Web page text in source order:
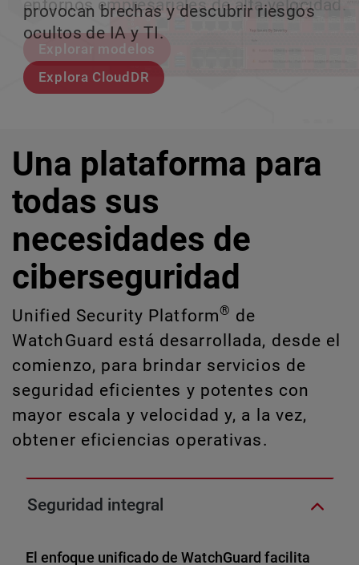
entornos empresariales de alta velocidad.
Explorar modelos
provocan brechas y descubrir riesgos
ocultos de IA y TI.
Explora CloudDR
escalar sin perder ningún pas
Conozcan a Rai
crecimiento escalable.
Conozca WatchGuard EDR
Una plataforma para
todas sus
necesidades de
ciberseguridad
Unified Security Platform® de
WatchGuard está desarrollada, desde el
comienzo, para brindar servicios de
seguridad eficientes y potentes con
mayor escala y velocidad y, a la vez,
obtener eficiencias operativas.
Seguridad integral
El enfoque unificado de WatchGuard facilita